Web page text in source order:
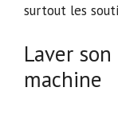
surtout les
Laver
machine